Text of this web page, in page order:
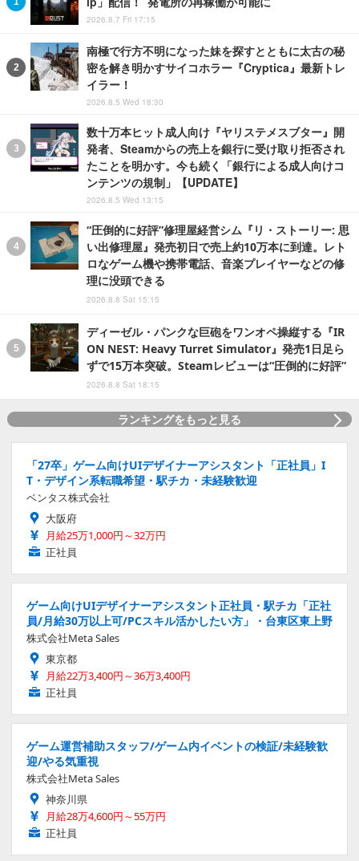
2026.8.7 Fri 17:15
南極で行方不明になった妹を探すとともに太古の秘
密を解き明かすサイコホラー『Cryptica』最新トレ
イラー！
2026.8.5 Wed 18:30
数十万本ヒット成人向け『ヤリステメスブター』開
発者、Steamからの売上を銀行に受け取り拒否され
たことを明かす。今も続く「銀行による成人向けコ
ンテンツの規制」【UPDATE】
2026.8.5 Wed 13:15
“圧倒的に好評”修理屋経営シム『リ・ストーリー: 思
い出修理屋』発売初日で売上約10万本に到達。レト
ロなゲーム機や携帯電話、音楽プレイヤーなどの修
理に没頭できる
2026.8.8 Sat 15:15
ディーゼル・パンクな巨砲をワンオペ操縦する『IR
ON NEST: Heavy Turret Simulator』発売1日足ら
ずで15万本突破。Steamレビューは“圧倒的に好評”
2026.8.8 Sat 18:15
ランキングをもっと見る
「27卒」ゲーム向けUIデザイナーアシスタント「正社員」I
T・デザイン系転職希望・駅チカ・未経験歓迎
ベンタス株式会社
大阪府
月給25万1,000円～32万円
正社員
ゲーム向けUIデザイナーアシスタント正社員・駅チカ「正社
員/月給30万以上可/PCスキル活かしたい方」・台東区東上野
株式会社Meta Sales
東京都
月給22万3,400円～36万3,400円
正社員
ゲーム運営補助スタッフ/ゲーム内イベントの検証/未経験歓
迎/やる気重視
株式会社Meta Sales
神奈川県
月給28万4,600円～55万円
正社員